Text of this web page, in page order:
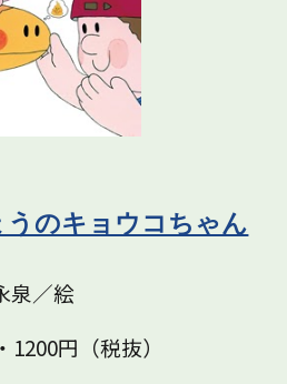
のキョウコちゃん
泉／絵
円（税抜）